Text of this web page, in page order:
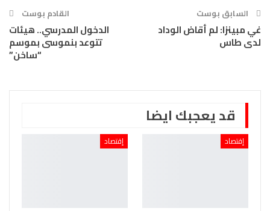
البريد الإلكتروني
السابق بوست
غي مبينزا: لم أقاض الوداد
لدى طاس
القادم بوست
الدخول المدرسي.. هيئات
تتوعد بنموسى بموسم
“ساخن”
قد يعجبك ايضا
إقتصاد إقتصاد